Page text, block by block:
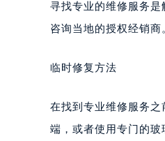
寻找专业的维修服务
咨询当地的授权经销商
临时修复方法
在找到专业维修服务
端，或者使用专门的玻